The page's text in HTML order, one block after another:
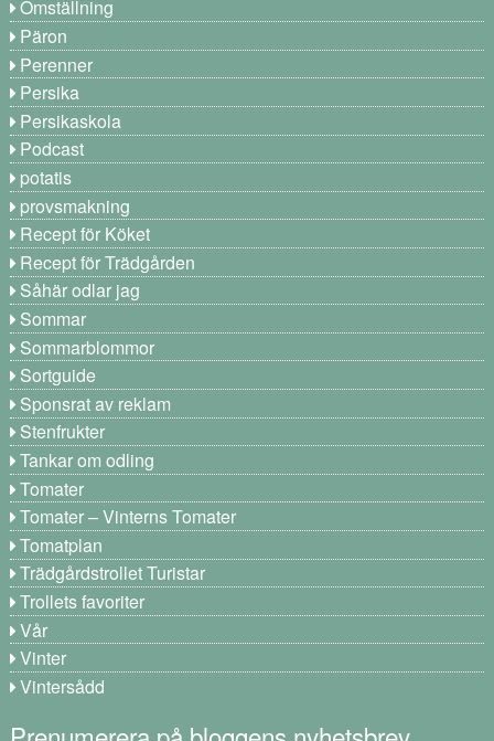
Omställning
Päron
Perenner
Persika
Persikaskola
Podcast
potatis
provsmakning
Recept för Köket
Recept för Trädgården
Såhär odlar jag
Sommar
Sommarblommor
Sortguide
Sponsrat av reklam
Stenfrukter
Tankar om odling
Tomater
Tomater – Vinterns Tomater
Tomatplan
Trädgårdstrollet Turistar
Trollets favoriter
Vår
Vinter
Vintersådd